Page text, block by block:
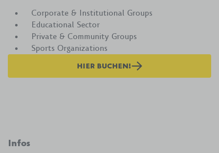
Corporate & Institutional Groups
Educational Sector
Private & Community Groups
Sports Organizations
HIER BUCHEN!
Infos